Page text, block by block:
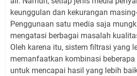
keunggulan dan kekurangan
Penggunaan satu media saja
mengatasi berbagai masalah
Oleh karena itu, sistem filtrasi yang
memanfaatkan kombinasi
untuk mencapai hasil yang lebih